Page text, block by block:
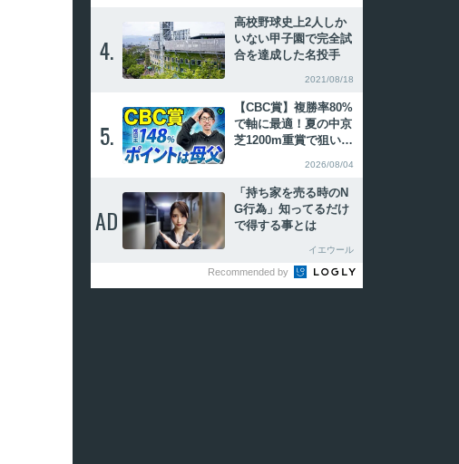
8枠11番
4.
高校野球史上2人しか
いない甲子園で完全試
合を達成した名投手
2021/08/18
5.
【CBC賞】複勝率80%
で軸に最適！夏の中京
芝1200m重賞で狙いた
2026/08/04
AD
「持ち家を売る時のN
G行為」知ってるだけ
で得する事とは
イエウール
Recommended by